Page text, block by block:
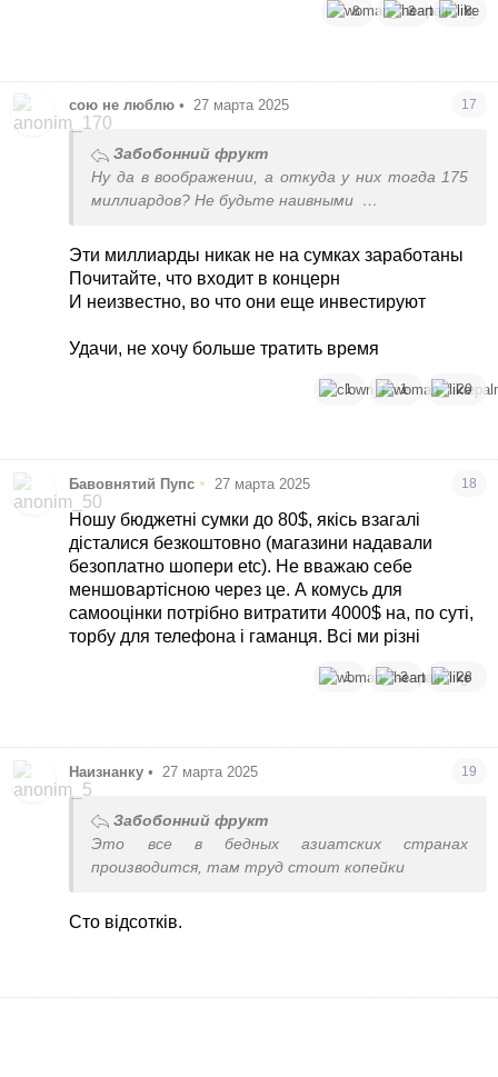
8 3 8
сою не люблю • 27 марта 2025 17
Забобонний фрукт
Ну да в воображении, а откуда у них тогда 175
миллиардов? Не будьте наивными
Вам продают бусы с 5000% маржой
Эти миллиарды никак не на сумках заработаны
Почитайте, что входит в концерн
И неизвестно, во что они еще инвестируют
Удачи, не хочу больше тратить время
1 1 20
Бавовнятий Пупс • 27 марта 2025 18
Ношу бюджетні сумки до 80$, якісь взагалі
дісталися безкоштовно (магазини надавали
безоплатно шопери etc). Не вважаю себе
меншовартісною через це. А комусь для
самооцінки потрібно витратити 4000$ на, по суті,
торбу для телефона і гаманця. Всі ми різні
1 3 28
Наизнанку • 27 марта 2025 19
Забобонний фрукт
Это все в бедных азиатских странах
производится, там труд стоит копейки
Сто відсотків.